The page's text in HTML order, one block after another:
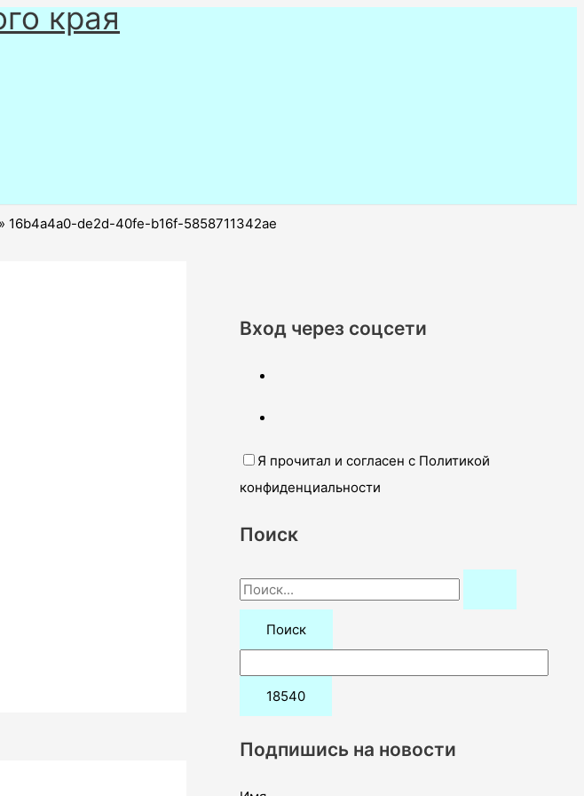
края
16b4a4a0-de2d-40fe-b16f-5858711342ae
Вход через соцсети
Я прочитал и согласен с Политикой
конфиденциальности
Поиск
П
о
:
Подпишись на новости